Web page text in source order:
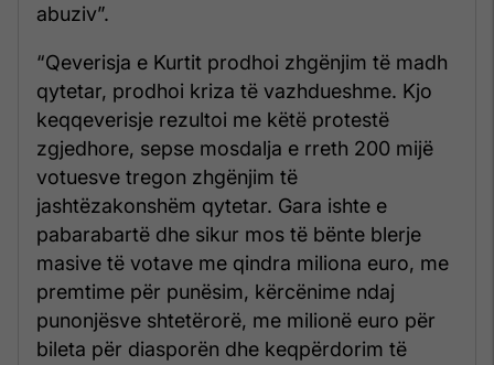
abuziv”.
“Qeverisja e Kurtit prodhoi zhgënjim të madh
qytetar, prodhoi kriza të vazhdueshme. Kjo
keqqeverisje rezultoi me këtë protestë
zgjedhore, sepse mosdalja e rreth 200 mijë
votuesve tregon zhgënjim të
jashtëzakonshëm qytetar. Gara ishte e
pabarabartë dhe sikur mos të bënte blerje
masive të votave me qindra miliona euro, me
premtime për punësim, kërcënime ndaj
punonjësve shtetërorë, me milionë euro për
bileta për diasporën dhe keqpërdorim të